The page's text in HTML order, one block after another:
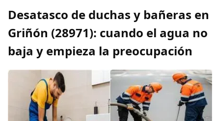
Desatasco de duchas y bañeras en
Griñón (28971): cuando el agua no
baja y empieza la preocupación